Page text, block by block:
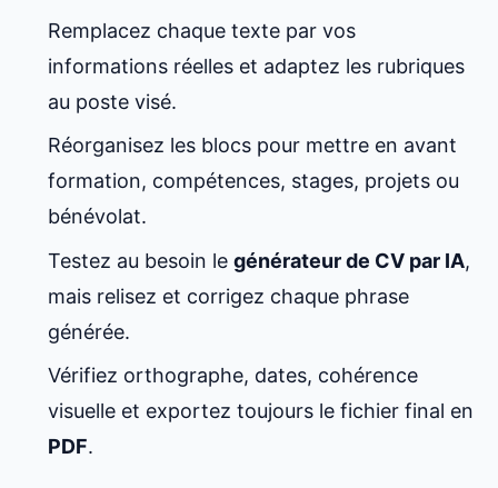
Remplacez chaque texte par vos
informations réelles et adaptez les rubriques
au poste visé.
Réorganisez les blocs pour mettre en avant
formation, compétences, stages, projets ou
bénévolat.
Testez au besoin le générateur de CV par IA,
mais relisez et corrigez chaque phrase
générée.
Vérifiez orthographe, dates, cohérence
visuelle et exportez toujours le fichier final en
PDF.